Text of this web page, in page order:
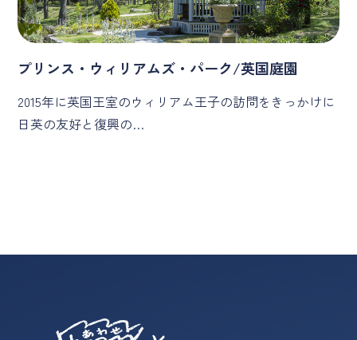
プリンス・ウィリアムズ・パーク/英国庭園
2015年に英国王室のウィリアム王子の訪問をきっかけに
日英の友好と復興の…